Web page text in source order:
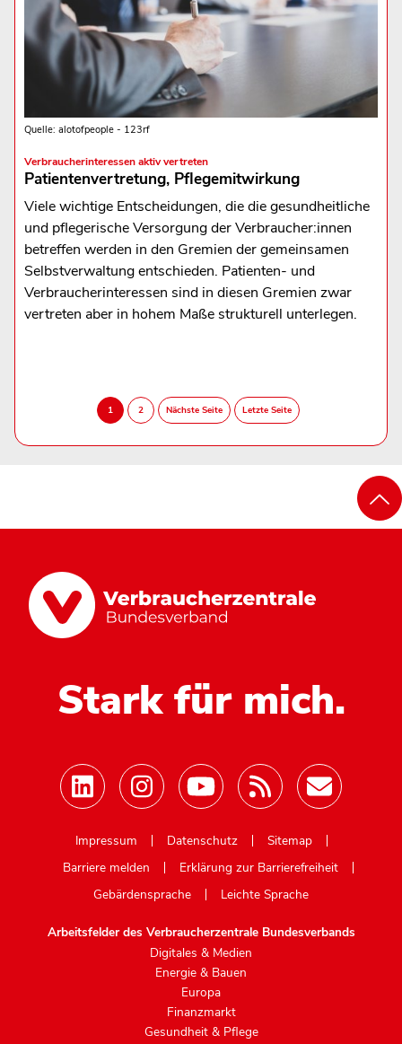
Quelle: alotofpeople - 123rf
Verbraucherinteressen aktiv vertreten
Patientenvertretung, Pflegemitwirkung
Viele wichtige Entscheidungen, die die gesundheitliche
und pflegerische Versorgung der Verbraucher:innen
betreffen werden in den Gremien der gemeinsamen
Selbstverwaltung entschieden. Patienten- und
Verbraucherinteressen sind in diesen Gremien zwar
vertreten aber in hohem Maße strukturell unterlegen.
Stark für mich.
Impressum
Datenschutz
Sitemap
Barriere melden
Erklärung zur Barrierefreiheit
Gebärdensprache
Leichte Sprache
Arbeitsfelder des Verbraucherzentrale Bundesverbands
Digitales & Medien
Energie & Bauen
Europa
Finanzmarkt
Gesundheit & Pflege